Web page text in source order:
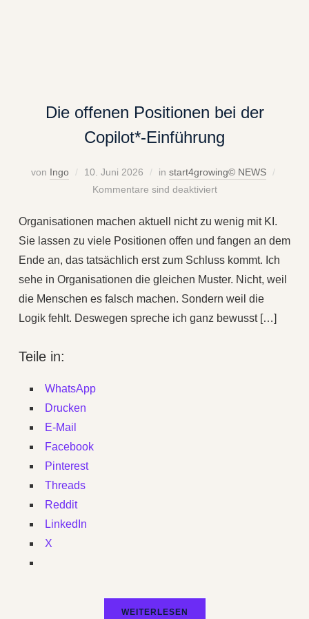
Die offenen Positionen bei der
Copilot*-Einführung
von Ingo 10. Juni 2026 in start4growing© NEWS
Kommentare sind deaktiviert
Organisationen machen aktuell nicht zu wenig mit KI.
Sie lassen zu viele Positionen offen und fangen an dem
Ende an, das tatsächlich erst zum Schluss kommt. Ich
sehe in Organisationen die gleichen Muster. Nicht, weil
die Menschen es falsch machen. Sondern weil die
Logik fehlt. Deswegen spreche ich ganz bewusst […]
Teile in:
WhatsApp
Drucken
E-Mail
Facebook
Pinterest
Threads
Reddit
LinkedIn
X
WEITERLESEN